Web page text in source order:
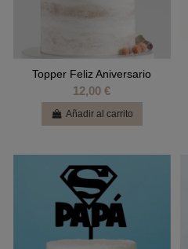
Topper Feliz Aniversario
12,00 €
Añadir al carrito